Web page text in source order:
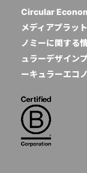
Circular
メディアプラッ
ノミーに関する
ュラーデザイン
ーキュラーエコ